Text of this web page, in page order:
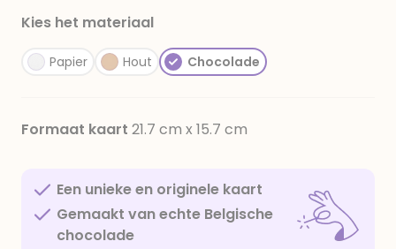
Kies het materiaal
Papier Hout Chocolade
Formaat kaart 21.7 cm x 15.7 cm
Een unieke en originele kaart
Gemaakt van echte Belgische
chocolade